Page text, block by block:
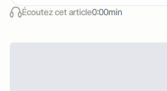
Écoutez cet article0:00min